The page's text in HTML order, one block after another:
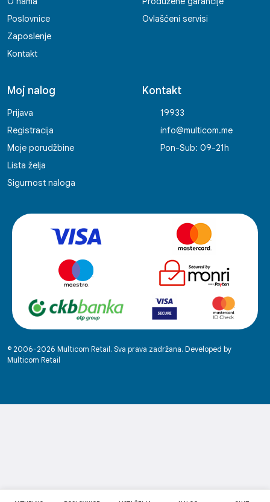
Poslovnice
Zaposlenje
Kontakt
Ovlašćeni servisi
Moj nalog
Prijava
Registracija
Moje porudžbine
Lista želja
Sigurnost naloga
Kontakt
19933
info@multicom.me
Pon-Sub: 09-21h
© 2006-2026 Multicom Retail. Sva prava zadržana. Developed by
Multicom Retail